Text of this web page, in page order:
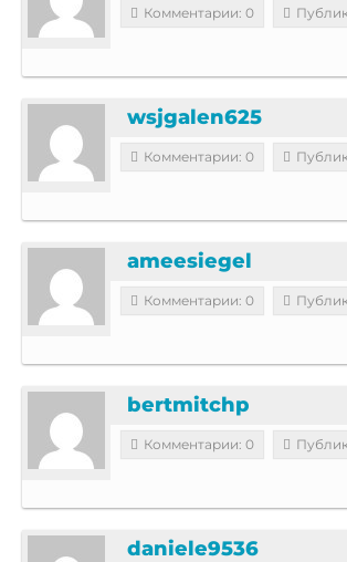
Комментарии: 0
wsjgalen625
Комментарии: 0
ameesiegel
Комментарии: 0
bertmitchp
Комментарии: 0
daniele9536